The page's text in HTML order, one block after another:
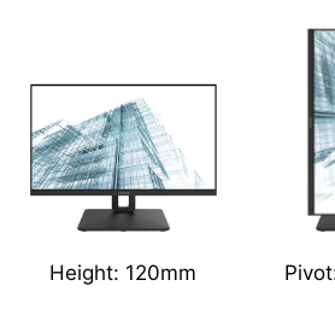
Height: 120mm